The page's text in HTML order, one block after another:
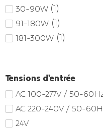
30-90W (1)
91-180W (1)
181-300W (1)
Tensions d'entrée
AC 100-277V / 50-
AC 220-240V / 50-
24V